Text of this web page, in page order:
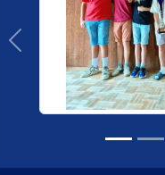
Précedent